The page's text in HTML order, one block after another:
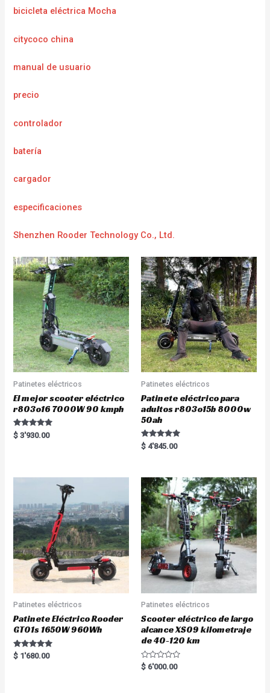
bicicleta eléctrica Mocha
citycoco china
manual de usuario
precio
controlador
batería
cargador
especificaciones
Shenzhen Rooder Technology Co., Ltd.
Patinetes eléctricos
El mejor scooter eléctrico
r803o16 7000W 90 kmph
Rated
5.00
$ 3'930.00
Patinetes eléctricos
Patinete eléctrico para
adultos r803o15b 8000w
50ah
Rated
5.00
$ 4'845.00
Patinetes eléctricos
Patinete Eléctrico Rooder
GT01s 1650W 960Wh
Rated
5.00
$ 1'680.00
Patinetes eléctricos
Scooter eléctrico de largo
alcance XS09 kilometraje
de 40-120 km
R
a
$ 6'000.00